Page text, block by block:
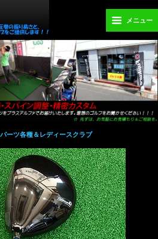
メニュー
ーツ各種＆レディースクラブ